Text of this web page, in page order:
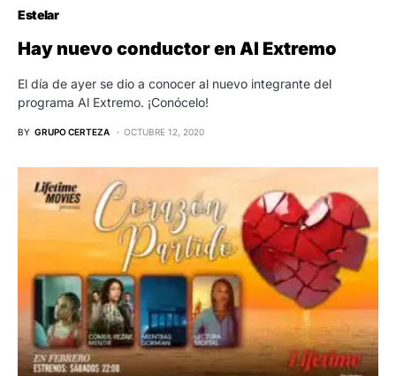
Estelar
Hay nuevo conductor en Al Extremo
El día de ayer se dio a conocer al nuevo integrante del
programa Al Extremo. ¡Conócelo!
BY GRUPO CERTEZA OCTUBRE 12, 2020